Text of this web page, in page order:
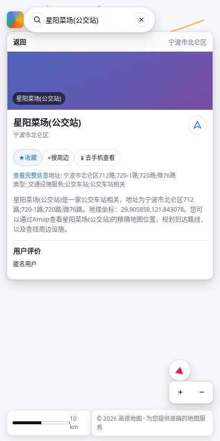
返回 宁波市北仑区
星阳菜场(公交站)
星阳菜场(公交站)
宁波市北仑区
★收藏 ⌖搜周边 📱 去手机查看
查看完整信息地址: 宁波市北仑区712路;720-1路;720路;微76路
类型: 交通设施服务;公交车站;公交车站相关
星阳菜场(公交站)是一家公交车站相关，地址为宁波市北仑区712
路;720-1路;720路;微76路。地理坐标：29.905858,121.843078。您可
以通过Amap查看星阳菜场(公交站)的精确地图位置、规划到达路线，
以及查找周边设施。
用户评价
匿名用户
+ −
10
km
© 2026 高德地图 · 为您提供准确的地图服
务